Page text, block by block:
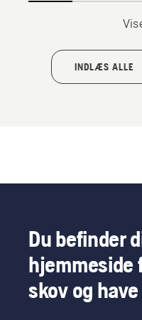
INDLÆS ALLE
Du befinder
hjemmeside
skov og have